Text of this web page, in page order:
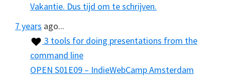
Vakantie. Dus tijd om te schrijven.
7 years ago...
3 tools for doing presentations from the
command line
OPEN S01E09 – IndieWebCamp Amsterdam